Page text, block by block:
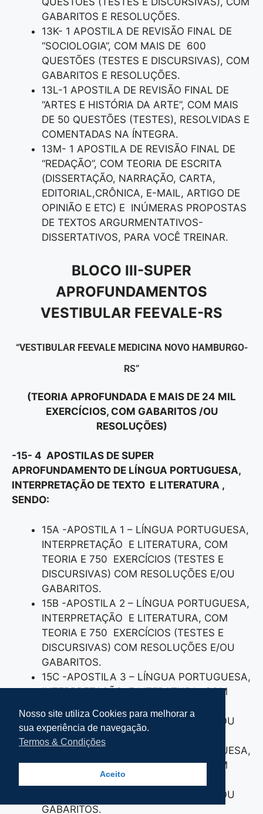
GABARITOS E RESOLUÇÕES.
13K- 1 APOSTILA DE REVISÃO FINAL DE
“SOCIOLOGIA”, COM MAIS DE 600
QUESTÕES (TESTES E DISCURSIVAS), COM
GABARITOS E RESOLUÇÕES.
13L-1 APOSTILA DE REVISÃO FINAL DE
“ARTES E HISTÓRIA DA ARTE”, COM MAIS
DE 50 QUESTÕES (TESTES), RESOLVIDAS E
COMENTADAS NA ÍNTEGRA.
13M- 1 APOSTILA DE REVISÃO FINAL DE
“REDAÇÃO”, COM TEORIA DE ESCRITA
(DISSERTAÇÃO, NARRAÇÃO, CARTA,
EDITORIAL,CRÔNICA, E-MAIL, ARTIGO DE
OPINIÃO E ETC) E INÚMERAS PROPOSTAS
DE TEXTOS ARGURMENTATIVOS-
DISSERTATIVOS, PARA VOCÊ TREINAR.
BLOCO III-SUPER
APROFUNDAMENTOS
VESTIBULAR FEEVALE-RS
“VESTIBULAR FEEVALE MEDICINA NOVO HAMBURGO-
RS”
(TEORIA APROFUNDADA E MAIS DE 24 MIL
EXERCÍCIOS, COM GABARITOS /OU
RESOLUÇÕES)
-15- 4 APOSTILAS DE SUPER
APROFUNDAMENTO DE LÍNGUA PORTUGUESA,
INTERPRETAÇÃO DE TEXTO E LITERATURA ,
SENDO:
15A -APOSTILA 1 – LÍNGUA PORTUGUESA,
INTERPRETAÇÃO E LITERATURA, COM
TEORIA E 750 EXERCÍCIOS (TESTES E
DISCURSIVAS) COM RESOLUÇÕES E/OU
GABARITOS.
15B -APOSTILA 2 – LÍNGUA PORTUGUESA,
INTERPRETAÇÃO E LITERATURA, COM
TEORIA E 750 EXERCÍCIOS (TESTES E
DISCURSIVAS) COM RESOLUÇÕES E/OU
GABARITOS.
15C -APOSTILA 3 – LÍNGUA PORTUGUESA,
INTERPRETAÇÃO E LITERATURA, COM
DISCURSIVAS) COM RESOLUÇÕES E/OU
GABARITOS.
15D -APOSTILA 4 – LÍNGUA PORTUGUESA,
INTERPRETAÇÃO E LITERATURA, COM
TEORIA E 750 EXERCÍCIOS (TESTES E
DISCURSIVAS) COM RESOLUÇÕES E/OU
GABARITOS.
Nosso site utiliza Cookies para melhorar a
sua experiência de navegação.
Termos & Condições
Aceito